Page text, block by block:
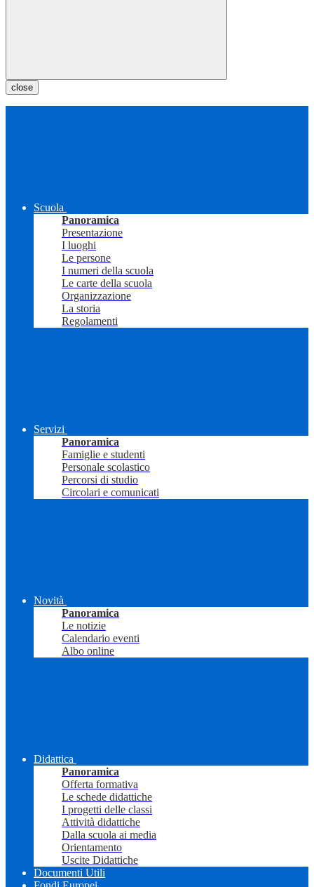
close
Scuola
Panoramica
Presentazione
I luoghi
Le persone
I numeri della scuola
Le carte della scuola
Organizzazione
La storia
Regolamenti
Servizi
Panoramica
Famiglie e studenti
Personale scolastico
Percorsi di studio
Circolari e comunicati
Novità
Panoramica
Le notizie
Calendario eventi
Albo online
Didattica
Panoramica
Offerta formativa
Le schede didattiche
I progetti delle classi
Attività didattiche
Dalla scuola ai media
Orientamento
Uscite Didattiche
Documenti Utili